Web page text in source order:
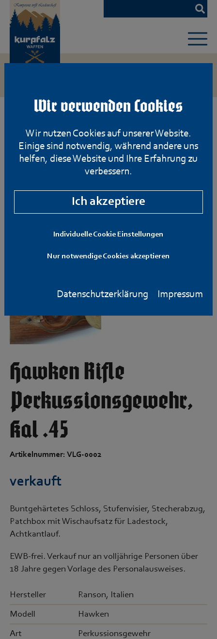
Wir verwenden Cookies
Wir nutzen Cookies auf unserer Website.
Einige sind notwendig, während andere uns
helfen, diese Website und Ihre Erfahrung zu
verbessern.
Ich akzeptiere
Individuelle Cookie Einstellungen
Nur notwendige Cookies akzeptieren
Datenschutzerklärung Impressum
Zum
Hauptinhalt
springen
Hawken Rifle
Perkussionsgewehr,
Kal .45
Artikelnummer: VLG-0002
verkauft
Buntgehärtetes Schloss, Stufenvisier, Stecherabzug,
Patchbox mit Wischaufsatz für Ladestock,
Achtkantlauf.
EWB-frei. Verkauf nur an volljährige Personen über
18 Jahre gegen Vorlage des Personalausweises.
Hersteller Ranson, Italien
Modell Hawken
Art Perkussionsgewehr